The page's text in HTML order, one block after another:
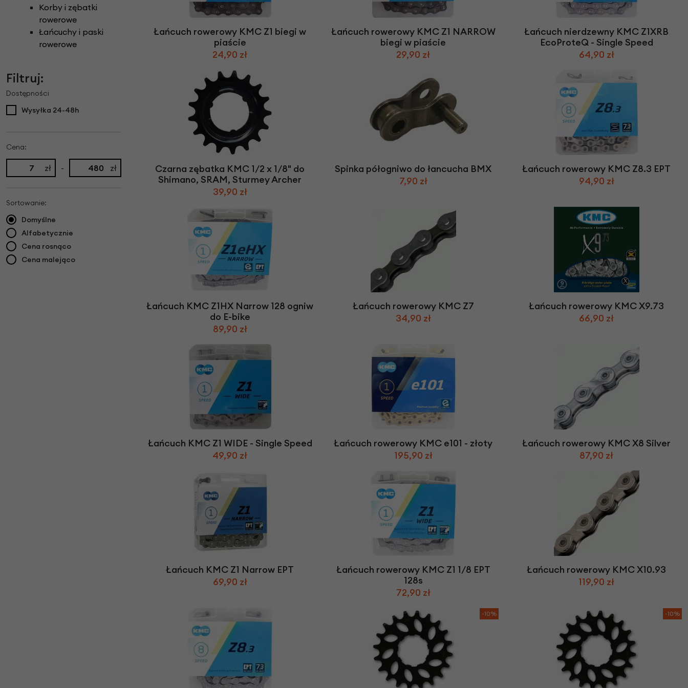
Rowery Składane
Rowery Tandem
Rowery Trójkołowe
Checker Pig
Inny
Części do rowerów elektrycznych
zwonki rowerowe
F oteliki rowerowe
asety i wolnobiegi
Kaski rowerowe
ańcuchy i paski rowerowe
Napęd paskowy Gates
Narzędzia rowerowe
bręcze i koła rowerowe
Pompki rowerowe
Przerzutki rowerowe
owery transportowe - akcesoria
Nakrętki i obejmy
Peruzzo
Korby i zębatki
rowerowe
Łańcuchy i paski
rowerowe
Filtruj:
Dostępności
Wysyłka 24-48h
Cena:
zł - zł
Sortowanie:
Domyślne
Alfabetycznie
Cena rosnąco
Cena malejąco
Łańcuch rowerowy KMC Z1 biegi w
piaście
24,90 zł
Łańcuch rowerowy KMC Z1 NARROW
biegi w piaście
29,90 zł
Łańcuch nierdzewny KMC Z1XRB
EcoProteQ - Single Speed
64,90 zł
Czarna zębatka KMC 1/2 x 1/8" do
Shimano, SRAM, Sturmey Archer
39,90 zł
Spinka półogniwo do łancucha BMX
7,90 zł
Łańcuch rowerowy KMC Z8.3 EPT
94,90 zł
Łańcuch KMC Z1HX Narrow 128 ogniw
do E-bike
89,90 zł
Łańcuch rowerowy KMC Z7
34,90 zł
Łańcuch rowerowy KMC X9.73
66,90 zł
Łańcuch KMC Z1 WIDE - Single Speed
49,90 zł
Łańcuch rowerowy KMC e101 - złoty
195,90 zł
Łańcuch rowerowy KMC X8 Silver
87,90 zł
Łańcuch KMC Z1 Narrow EPT
69,90 zł
Łańcuch rowerowy KMC Z1 1/8 EPT
128s
72,90 zł
Łańcuch rowerowy KMC X10.93
119,90 zł
-10% -10%